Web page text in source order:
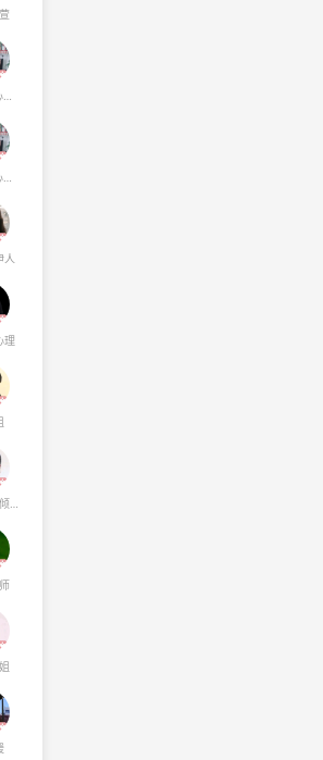
安安•心理师
安安•心理师
人
理
铭励【倾听•疗愈】